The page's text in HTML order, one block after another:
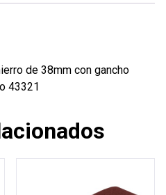
de 38mm con gancho
43321